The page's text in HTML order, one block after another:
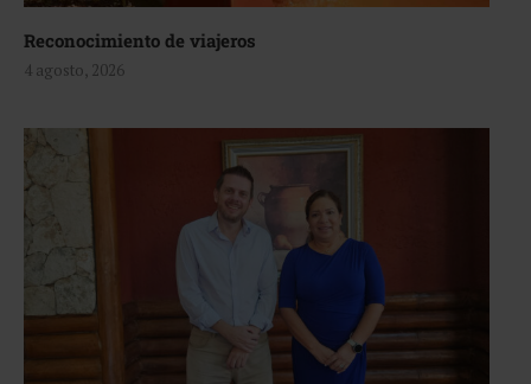
Reconocimiento de viajeros
4 agosto, 2026